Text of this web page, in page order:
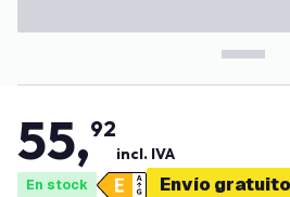
55,92
incl. IVA
En stock Envío gratuito